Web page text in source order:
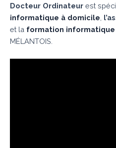
Docteur Ordinateur est
informatique à domicile
et la formation informatique
MÉLANTOIS.